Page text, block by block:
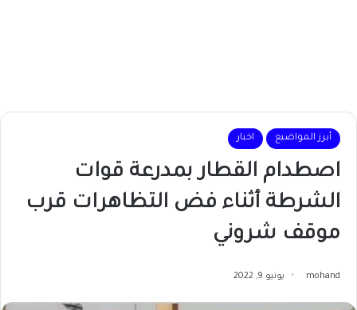
أبرز المواضيع اخبار
اصطدام القطار بمدرعة قوات
الشرطة أثناء فض التظاهرات قرب
موقف شروني
mohand يونيو 9, 2022